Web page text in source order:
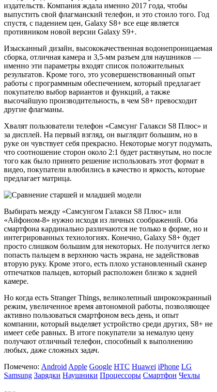
издательств. Компания ждала именно 2017 года, чтобы
выпустить свой флагманский телефон, и это стоило того. Год
спустя, с падением цен, Galaxy S8+ все еще является
противником новой версии Galaxy S9+.
Изысканный дизайн, высококачественная водонепроницаемая
сборка, отличная камера и 3,5-мм разъем для наушников —
именно эти параметры входят список положительных
результатов. Кроме того, это усовершенствованный опыт
работы с программным обеспечением, который предлагает
покупателю выбор вариантов и функций, а также
высочайшую производительность, в чем S8+ превосходит
другие флагманы.
Хвалят пользователи телефон «Самсунг Галакси S8 Плюс» и
за дисплей. На первый взгляд, он выглядит большим, но в
руке он чувствует себя прекрасно. Некоторые могут подумать,
что соотношение сторон около 2:1 будет растянутым, но после
того как было принято решение использовать этот формат в
видео, покупатели влюбились в качество и яркость, которые
предлагает матрица.
Выбирать между «Самсунгом Галакси S8 Плюс» или
«Айфоном-8» нужно исходя из личных соображений. Оба
смартфона кардинально различаются не только в форме, но и
интегрированных технологиях. Конечно, Galaxy S8+ будет
просто слишком большим для некоторых. Не получится легко
попасть пальцем в верхнюю часть экрана, не задействовав
вторую руку. Кроме этого, есть плохо установленный сканер
отпечатков пальцев, который расположен близко к задней
камере.
Но когда есть Stranger Things, великолепный широкоэкранный
режим, увеличенное время автономной работы, позволяющее
активно пользоваться смартфоном весь день, и опыт
компании, который выделяет устройство среди других, S8+ не
имеет себе равных. В итоге покупатели за немалую цену
получают отличный телефон, способный к выполнению
любых, даже сложных задач.
Помечено: Android Apple Google HTC Huawei iPhone LG
Samsung Зарядки Наушники Процессоры Смартфон Чехлы